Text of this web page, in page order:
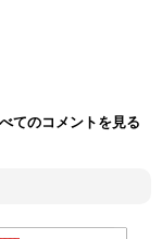
てのコメントを見る